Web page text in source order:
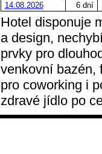
14.08.2026
6 dní
Hotel disponuje
a design,
prvky pro
venkovní bazén,
pro coworking i
zdravé jídlo po